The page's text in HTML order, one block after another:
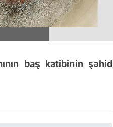
baş katibinin şəhid